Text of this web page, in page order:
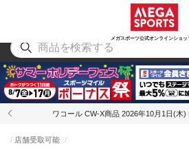
メガスポーツ公式オンラインショッ
アウトドア
ワコール CW-X商品 2026年10月1日(木
店舗受取可能